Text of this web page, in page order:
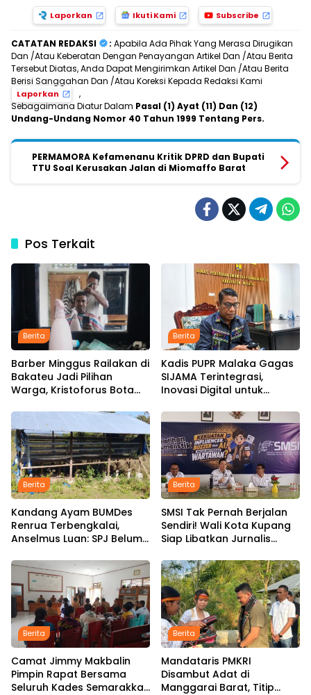
Laporkan Ikuti Kami Subscribe
CATATAN REDAKSI : Apabila Ada Pihak Yang Merasa Dirugikan
Dan /Atau Keberatan Dengan Penayangan Artikel Dan /Atau Berita
Tersebut Diatas, Anda Dapat Mengirimkan Artikel Dan /Atau Berita
Berisi Sanggahan Dan /Atau Koreksi Kepada Redaksi Kami
Laporkan
,
Sebagaimana Diatur Dalam Pasal (1) Ayat (11) Dan (12)
Undang-Undang Nomor 40 Tahun 1999 Tentang Pers.
PERMAMORA Kefamenanu Kritik DPRD dan Bupati
TTU Soal Kerusakan Jalan di Miomaffo Barat
Pos Terkait
Berita
Barber Minggus Railakan di
Bakateu Jadi Pilihan
Warga, Kristoforus Bota
Rambut dengan Tarif Rp15
Ribu per Kepala
Berita
Kadis PUPR Malaka Gagas
SIJAMA Terintegrasi,
Inovasi Digital untuk
Infrastruktur
Berita
Kandang Ayam BUMDes
Renrua Terbengkalai,
Anselmus Luan: SPJ Belum
Desa Sejak Januari Belum
Dibayar
Berita
SMSI Tak Pernah Berjalan
Sendiri! Wali Kota Kupang
Siap Libatkan Jurnalis
Pemkot
Berita
Camat Jimmy Makbalin
Pimpin Rapat Bersama
Seluruh Kades Semarakkan
Berita
Mandataris PMKRI
Disambut Adat di
Manggarai Barat, Titip